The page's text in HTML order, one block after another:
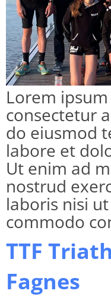
Lorem
consectetur
do eiusmod
labore et
Ut enim ad
nostrud
laboris nisi
commodo
TTF
Fagnes